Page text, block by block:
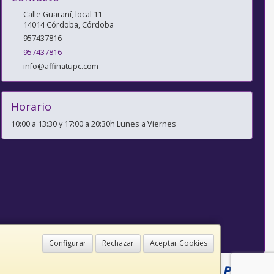
Configurar Rechazar Aceptar Cookies
Calle Guaraní, local 11
14014 Córdoba, Córdoba
957437816
957437816
info@affinatupc.com
Horario
10:00 a 13:30 y 17:00 a 20:30h Lunes a Viernes